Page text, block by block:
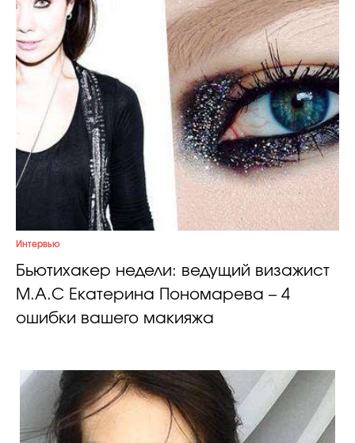
Интервью
Бьютихакер недели: ведущий визажист
M.A.C Екатерина Пономарева – 4
ошибки вашего макияжа